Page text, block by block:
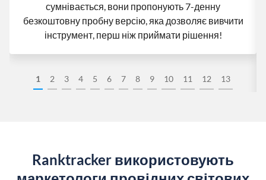
1 2 3 4 5 6 7 8 9 10 11 12 13
сумнівається, вони пропонують 7-денну
безкоштовну пробну версію, яка дозволяє вивчити
інструмент, перш ніж приймати рішення!
Ranktracker використовують